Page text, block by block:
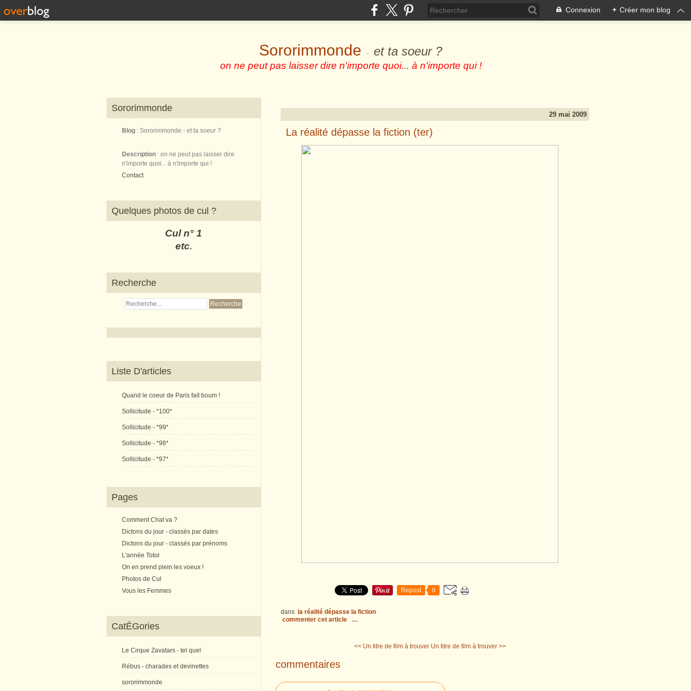
Connexion + Créer mon blog
Sororimmonde - et ta soeur ?
on ne peut pas laisser dire n'importe quoi... à n'importe qui !
Sororimmonde
Blog : Sororimmonde - et ta soeur ?
Description : on ne peut pas laisser dire
n'importe quoi... à n'importe qui !
Contact
Quelques photos de cul ?
Cul n° 1
etc.
Recherche
Liste D'articles
Quand le coeur de Paris fait boum !
Sollicitude - *100*
Sollicitude - *99*
Sollicitude - *98*
Sollicitude - *97*
Pages
Comment Chat va ?
Dictons du jour - classés par dates
Dictons du jour - classés par prénoms
L'année Totor
On en prend plein les voeux !
Photos de Cul
Vous les Femmes
CatÉGories
Le Cirque Zavatars - tel quel
Rébus - charades et devinettes
sororimmonde
29 mai 2009
La réalité dépasse la fiction (ter)
Repost 0
dans
la réalité dépasse la fiction
commenter cet article
…
<< Un titre de film à trouver Un titre de film à trouver >>
commentaires